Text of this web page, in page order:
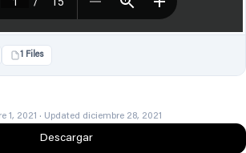
1 Files
1, 2021 · Updated diciembre 28, 2021
Descargar